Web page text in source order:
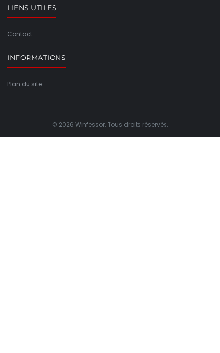
LIENS UTILES
Contact
INFORMATIONS
Plan du site
© 2026 Winfessor. Tous droits réservés.